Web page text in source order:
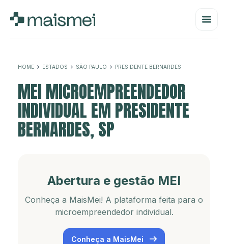
HOME ESTADOS SÃO PAULO PRESIDENTE BERNARDES
MEI MICROEMPREENDEDOR
INDIVIDUAL EM PRESIDENTE
BERNARDES, SP
Abertura e gestão MEI
Conheça a MaisMei! A plataforma feita para o
microempreendedor individual.
Conheça a MaisMei